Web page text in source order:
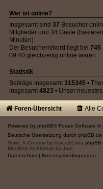
Wer ist online?
Insgesamt sind 37 Besucher
Mitglieder und 34 Gäste
Minuten)
Der Besucherrekord liegt bei 745
09:40 gleichzeitig online waren.
Statistik
Beiträge insgesamt 315345 •
insgesamt 4823 • Unser
Foren-Übersicht Alle
Powered by phpBB® Forum Software ©
Deutsche Übersetzung durch phpBB.de
Style: X-Creamy by Joyce&Luna
Modified for Alathair by Jael
Datenschutz | Nutzungsbedingungen